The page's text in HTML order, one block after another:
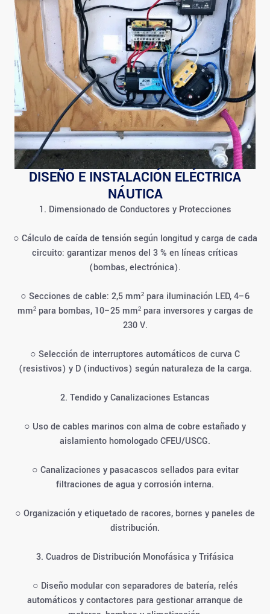
DISEÑO E INSTALACIÓN ELÉCTRICA
NÁUTICA
1. Dimensionado de Conductores y Protecciones
○ Cálculo de caída de tensión según longitud y carga de cada
circuito: garantizar menos del 3 % en líneas críticas
(bombas, electrónica).
○ Secciones de cable: 2,5 mm² para iluminación LED, 4–6
mm² para bombas, 10–25 mm² para inversores y cargas de
230 V.
○ Selección de interruptores automáticos de curva C
(resistivos) y D (inductivos) según naturaleza de la carga.
2. Tendido y Canalizaciones Estancas
○ Uso de cables marinos con alma de cobre estañado y
aislamiento homologado CFEU/USCG.
○ Canalizaciones y pasacascos sellados para evitar
filtraciones de agua y corrosión interna.
○ Organización y etiquetado de racores, bornes y paneles de
distribución.
3. Cuadros de Distribución Monofásica y Trifásica
○ Diseño modular con separadores de batería, relés
automáticos y contactores para gestionar arranque de